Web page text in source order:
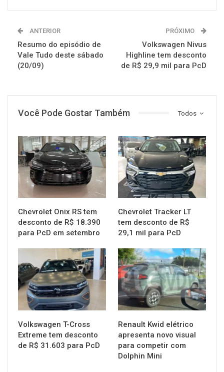
ANTERIOR
Resumo do episódio de
Vale Tudo deste sábado
(20/09)
PRÓXIMO
Volkswagen Nivus
Highline tem desconto
de R$ 29,9 mil para PcD
Todos
Você Pode Gostar Também
MUNDO AUTOMOTIVO
Chevrolet Onix RS tem
desconto de R$ 18.390
para PcD em setembro
MUNDO AUTOMOTIVO
Chevrolet Tracker LT
tem desconto de R$
29,1 mil para PcD
MUNDO AUTOMOTIVO
Volkswagen T-Cross
Extreme tem desconto
de R$ 31.603 para PcD
MUNDO AUTOMOTIVO
Renault Kwid elétrico
apresenta novo visual
para competir com
Dolphin Mini